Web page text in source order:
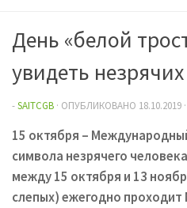
День «белой
увидеть незрячих
-SAITCGB · ОПУБЛИКОВАНО 18.10.2019
15 октября –
символа незрячего
между 15 октября и 13
слепых) ежегодно